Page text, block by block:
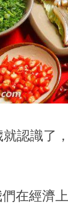
認識了
在經濟